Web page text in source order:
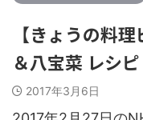
【きょうの料
＆八宝菜 レシピ
2017年3月6日